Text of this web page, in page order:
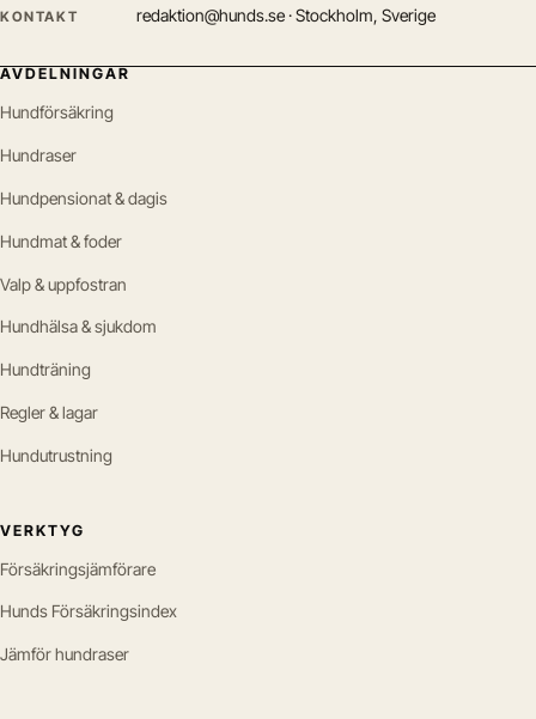
KONTAKT redaktion@hunds.se · Stockholm, Sverige
AVDELNINGAR
Hundförsäkring
Hundraser
Hundpensionat & dagis
Hundmat & foder
Valp & uppfostran
Hundhälsa & sjukdom
Hundträning
Regler & lagar
Hundutrustning
VERKTYG
Försäkringsjämförare
Hunds Försäkringsindex
Jämför hundraser